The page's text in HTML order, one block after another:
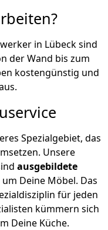
in Lübeck sind
der Wand bis zum
kostengünstig und
Spezialgebiet, das
Unsere
ausgebildete
Deine Möbel. Das
für jeden
kümmern sich
Deine Küche.